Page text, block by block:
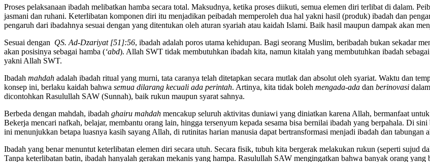
Proses pelaksanaan ibadah melibatkan hamba secara total. Maksudnya, ketika proses diikuti, semua elemen diri terlibat di dalam.
jasmani dan ruhani. Keterlibatan komponen diri itu menjadikan peibadah memperoleh dua hal yakni hasil (produk) ibadah dan
pengaruh dari ibadahnya sesuai dengan yang ditentukan oleh aturan syariah atau kaidah Islami. Baik hasil maupun dampak akan
Sesuai dengan QS. Ad-Dzariyat [51]:56, ibadah adalah poros utama kehidupan. Bagi seorang Muslim, beribadah bukan sekadar
akan posisinya sebagai hamba (‘abd). Allah SWT tidak membutuhkan ibadah kita, namun kitalah yang membutuhkan ibadah
yakni Allah SWT.
Ibadah mahdah adalah ibadah ritual yang murni, tata caranya telah ditetapkan secara mutlak dan absolut oleh syariat. Waktu dan
konsep ini, berlaku kaidah bahwa semua dilarang kecuali ada perintah. Artinya, kita tidak boleh mengada-ada dan berinovasi
dicontohkan Rasulullah SAW (Sunnah), baik rukun maupun syarat sahnya.
Berbeda dengan mahdah, ibadah ghairu mahdah mencakup seluruh aktivitas duniawi yang diniatkan karena Allah, bermanfaat
Bekerja mencari nafkah, belajar, membantu orang lain, hingga tersenyum kepada sesama bisa bernilai ibadah yang berpahala. Di
ini menunjukkan betapa luasnya kasih sayang Allah, di rutinitas harian manusia dapat bertransformasi menjadi ibadah dan tabungan
Ibadah yang benar menuntut keterlibatan elemen diri secara utuh. Secara fisik, tubuh kita bergerak melakukan rukun (seperti sujud
Tanpa keterlibatan batin, ibadah hanyalah gerakan mekanis yang hampa. Rasulullah SAW mengingatkan bahwa banyak orang yang